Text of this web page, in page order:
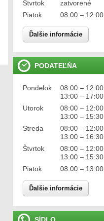
Štvrtok
zatvorené
Piatok
08:00 – 12:00
Ďalšie informácie
PODATEĽŇA
Pondelok
08:00 – 12:00
13:00 – 17:00
Utorok
08:00 – 12:00
13:00 – 15:30
Streda
08:00 – 12:00
13:00 – 16:30
Štvrtok
08:00 – 12:00
13:00 – 15:30
Piatok
08:00 – 13:00
Ďalšie informácie